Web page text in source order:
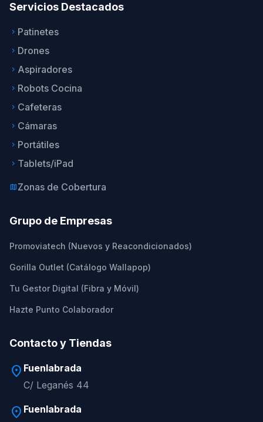
Servicios Destacados
keyboard_arrow_right Patinetes
keyboard_arrow_right Drones
keyboard_arrow_right Aspiradores
keyboard_arrow_right Robots Cocina
keyboard_arrow_right Cafeteras
keyboard_arrow_right Cámaras
keyboard_arrow_right Portátiles
keyboard_arrow_right Tablets/iPad
mapZonas de Cobertura
Grupo de Empresas
Promoviatech (Nuevos y Reacondicionados)
Gorilla Outlet (Catálogo Wallapop)
Tu Gestor Digital (Fibra y Móvil)
Hazte Punto Colaborador
Contacto y Tiendas
location_on Fuenlabrada
C/ Leganés 44
location_on Fuenlabrada